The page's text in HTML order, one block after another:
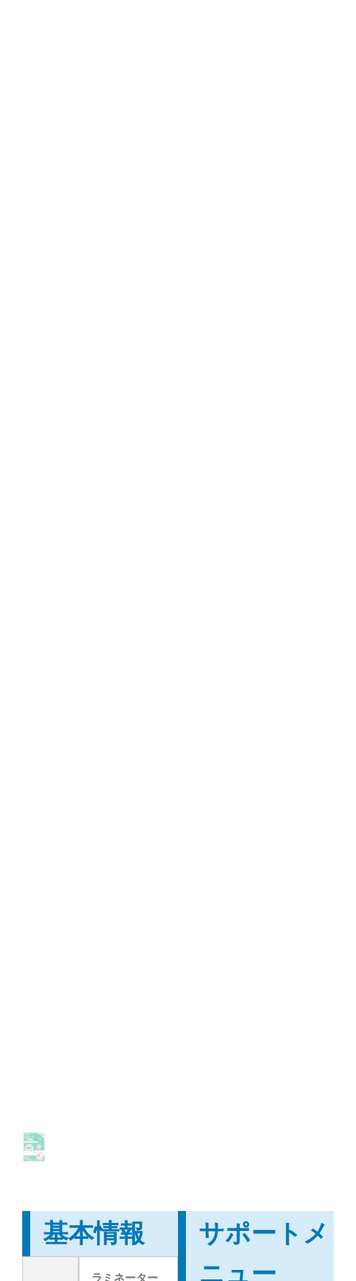
基本情報
ラミネーター
サポートメ
ニュー